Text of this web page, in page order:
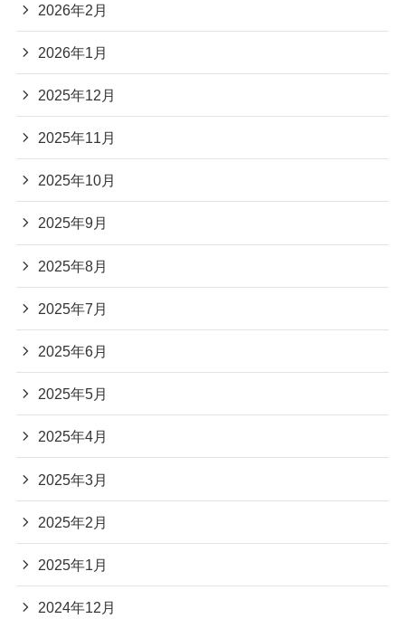
2026年2月
2026年1月
2025年12月
2025年11月
2025年10月
2025年9月
2025年8月
2025年7月
2025年6月
2025年5月
2025年4月
2025年3月
2025年2月
2025年1月
2024年12月